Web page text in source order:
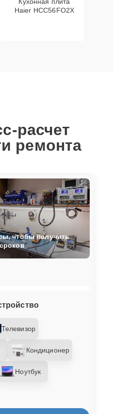
Haier HCC56FO2X
расчет
ремонта
Телевизор
Кондиционер
Ноутбук
чтобы получить